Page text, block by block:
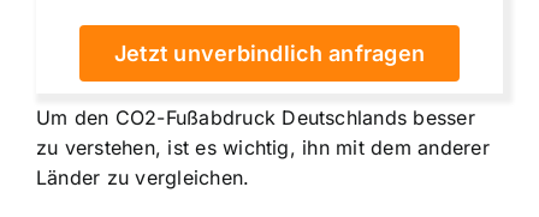
Jetzt unverbindlich anfragen
Um den CO2-Fußabdruck Deutschlands besser
zu verstehen, ist es wichtig, ihn mit dem anderer
Länder zu vergleichen.